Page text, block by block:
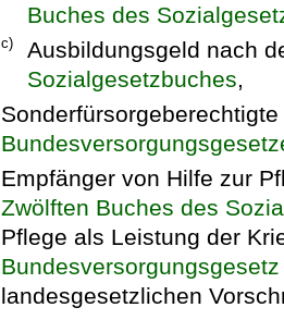
Buches des
c)
Ausbildungsgeld nach
Sozialgesetzbuches,
Empfänger von Hilfe zur
Zwölften Buches des
Pflege als Leistung der
Bundesversorgungsgesetz
landesgesetzlichen